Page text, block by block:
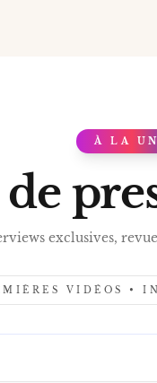
À LA
exclusives,
VIDÉOS •